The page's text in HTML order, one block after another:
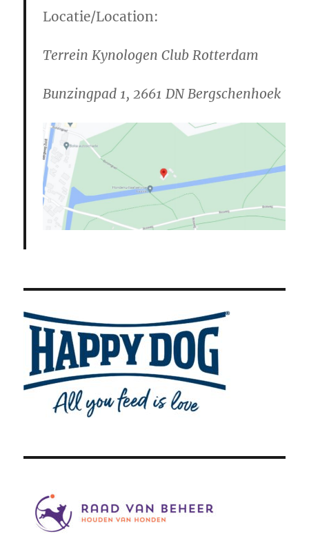
Locatie/Location:
Terrein Kynologen Club Rotterdam
Bunzingpad 1, 2661 DN Bergschenhoek